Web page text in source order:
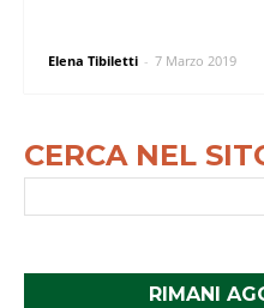
Elena Tibiletti - 7 Marzo 2019
CERCA NEL
RIMANI